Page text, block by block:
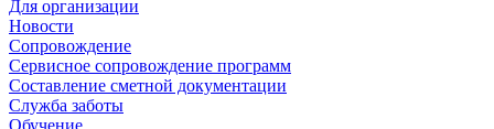
Для организации
Новости
Сопровождение
Сервисное сопровождение программ
Составление сметной документации
Служба заботы
Обучение